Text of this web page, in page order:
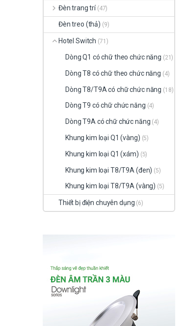
Đèn trang trí (47)
Đèn treo (thả) (9)
Hotel Switch (71)
Dòng Q1 có chữ theo chức năng (21)
Dòng T8 có chữ theo chức năng (4)
Dòng T8/T9A có chữ chức năng (18)
Dòng T9 có chữ chức năng (4)
Dòng T9A có chữ chức năng (4)
Khung kim loại Q1 (vàng) (5)
Khung kim loại Q1 (xám) (5)
Khung kim loại T8/T9A (đen) (5)
Khung kim loại T8/T9A (vàng) (5)
Thiết bị điện chuyên dụng (6)